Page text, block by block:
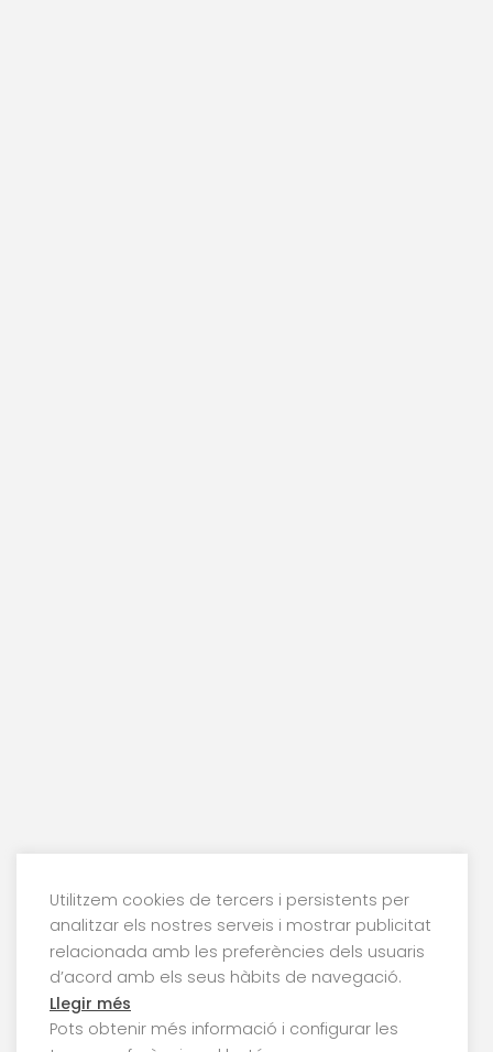
Utilitzem cookies de tercers i persistents per
analitzar els nostres serveis i mostrar publicitat
relacionada amb les preferències dels usuaris
d’acord amb els seus hàbits de navegació.
Llegir més
Pots obtenir més informació i configurar les